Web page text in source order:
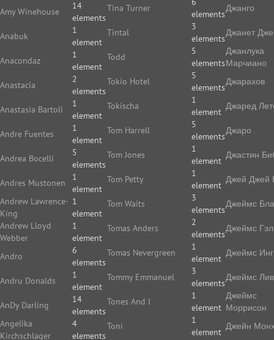
Amy Winehouse
14
elements
Anabuk
1
element
Anacondaz
1
element
Anastacia
2
elements
Anastasia Bartoli
1
element
Andre Fuentes
1
element
Andrea Bocelli
5
elements
Andres Mustonen
1
element
Andrew Lawrence-
King
1
element
Andrew Lloyd
Webber
1
element
Andro
6
elements
Andru Donalds
1
element
AnDy Darling
14
elements
Angelika
Kirchschlager
4
elements
Tina Turner
elements
Tintal
3
elements
Todd
5
elements
Tokio Hotel
5
elements
Tokischa
1
element
Tom Harrell
5
elements
Tom Jones
1
element
Tom Petty
1
element
Tom Waits
3
elements
Tomas Anders
2
elements
Tomas Nevergreen
1
element
Tommy Emmanuel
3
elements
Tones And I
1
element
Toni
1
element
Джанго
Джанет
Джанлука
Марчиано
Джарахов
Джаред
Джаро
Джастин
Джей Джей
Джеймс
Джеймс
Джеймс
Джеймс
Джеймс
Моррисон
Джейн